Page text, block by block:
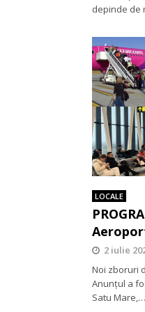
depinde de
LOCALE
2 iulie
Noi zboruri
Anunțul a
Satu Mare,…